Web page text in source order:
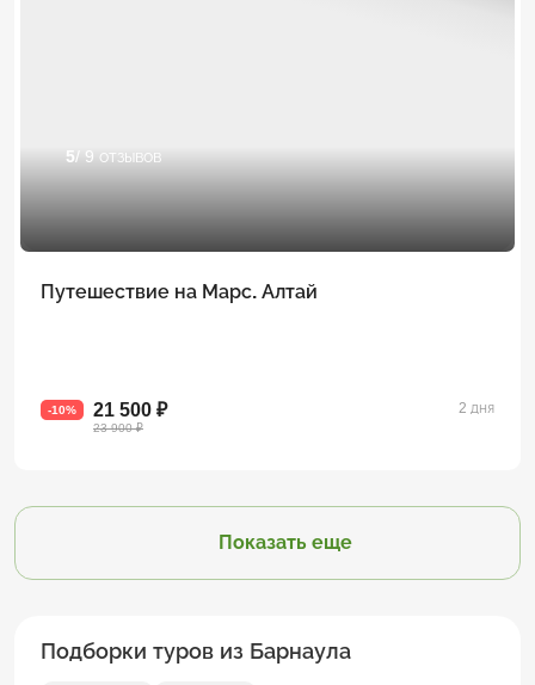
5/ 9 отзывов
Путешествие на Марс. Алтай
-10% 21 500 ₽
23 900 ₽
2 дня
Показать еще
Подборки туров из Барнаула